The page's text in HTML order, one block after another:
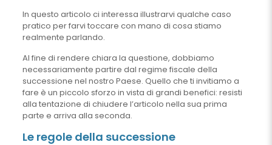
In questo articolo ci interessa illustrarvi qualche caso
pratico per farvi toccare con mano di cosa stiamo
realmente parlando.
Al fine di rendere chiara la questione, dobbiamo
necessariamente partire dal regime fiscale della
successione nel nostro Paese. Quello che ti invitiamo a
fare è un piccolo sforzo in vista di grandi benefici: resisti
alla tentazione di chiudere l’articolo nella sua prima
parte e arriva alla seconda.
Le regole della successione